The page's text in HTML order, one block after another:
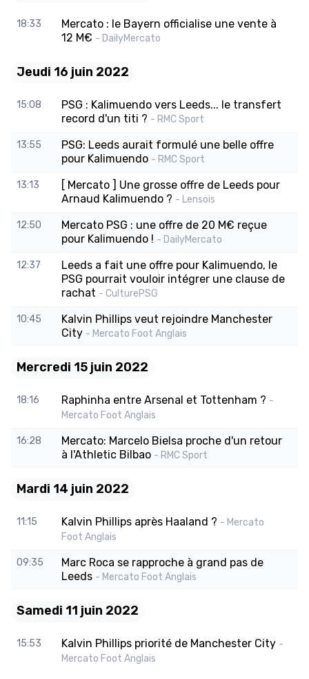
18:33
Mercato : le Bayern officialise une vente à
12 M€ - DailyMercato
Jeudi 16 juin 2022
15:08
PSG : Kalimuendo vers Leeds... le transfert
record d'un titi ? - RMC Sport
13:55
PSG: Leeds aurait formulé une belle offre
pour Kalimuendo - RMC Sport
13:13
[ Mercato ] Une grosse offre de Leeds pour
Arnaud Kalimuendo ? - Lensois
12:50
Mercato PSG : une offre de 20 M€ reçue
pour Kalimuendo ! - DailyMercato
12:37
Leeds a fait une offre pour Kalimuendo, le
PSG pourrait vouloir intégrer une clause de
rachat - CulturePSG
10:45
Kalvin Phillips veut rejoindre Manchester
City - Mercato Foot Anglais
Mercredi 15 juin 2022
18:16 Raphinha entre Arsenal et Tottenham ? -
Mercato Foot Anglais
16:28
Mercato: Marcelo Bielsa proche d'un retour
à l'Athletic Bilbao - RMC Sport
Mardi 14 juin 2022
11:15 Kalvin Phillips après Haaland ? - Mercato
Foot Anglais
09:35
Marc Roca se rapproche à grand pas de
Leeds - Mercato Foot Anglais
Samedi 11 juin 2022
15:53 Kalvin Phillips priorité de Manchester City -
Mercato Foot Anglais